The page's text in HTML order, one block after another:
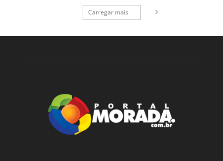
Carregar mais